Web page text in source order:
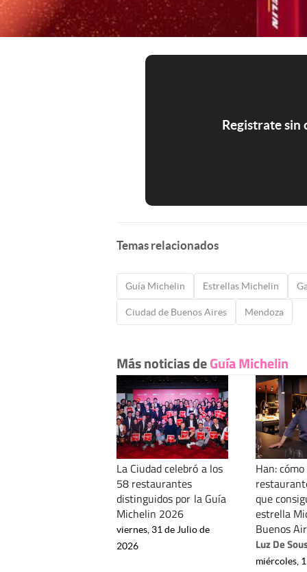
Registrate sin
Temas relacionados
Guía Michelin Estrellas Michelin
Ciudad de Buenos Aires Mendoza
Más noticias deGuía Michelin
La Ciudad celebró a los
58 restaurantes
distinguidos por la Guía
Michelin 2026
viernes, 31 de Julio de
2026
Han:
que
estrella
Buenos
Luz De
miércoles,